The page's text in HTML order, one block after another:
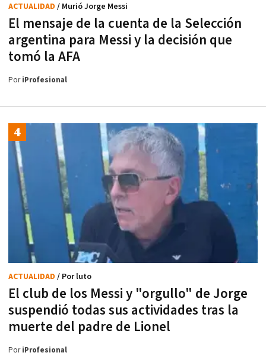
El mensaje de la cuenta de la Selección
argentina para Messi y la decisión que
tomó la AFA
ACTUALIDAD / Murió Jorge Messi
PoriProfesional
El club de los Messi y "orgullo" de Jorge
suspendió todas sus actividades tras la
muerte del padre de Lionel
ACTUALIDAD / Por luto
PoriProfesional